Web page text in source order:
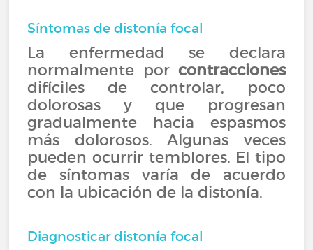
Síntomas de distonía focal
La enfermedad se declara
normalmente por contracciones
difíciles de controlar, poco
dolorosas y que progresan
gradualmente hacia espasmos
más dolorosos. Algunas veces
pueden ocurrir temblores. El tipo
de síntomas varía de acuerdo
con la ubicación de la distonía.
Diagnosticar distonía focal